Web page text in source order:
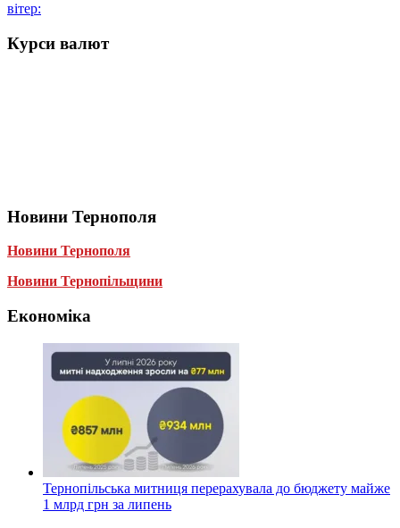
вітер:
Курси валют
Новини Тернополя
Новини Тернополя
Новини Тернопільщини
Економіка
Тернопільська митниця перерахувала до бюджету майже
1 млрд грн за липень